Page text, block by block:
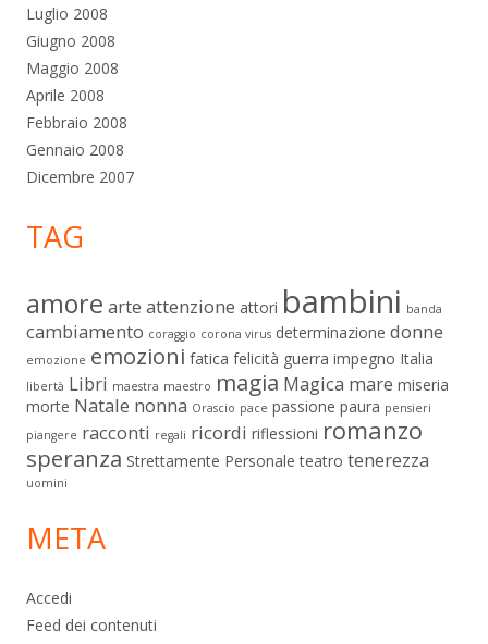
Luglio 2008
Giugno 2008
Maggio 2008
Aprile 2008
Febbraio 2008
Gennaio 2008
Dicembre 2007
TAG
amore arte attenzione attori bambini banda
cambiamento coraggio corona virus determinazione donne
emozione emozioni fatica felicità guerra impegno Italia
libertà Libri maestra maestro magia Magica mare miseria
morte Natale nonna Orascio pace passione paura pensieri
piangere racconti regali ricordi riflessioni romanzo
speranza Strettamente Personale teatro tenerezza
uomini
META
Accedi
Feed dei contenuti